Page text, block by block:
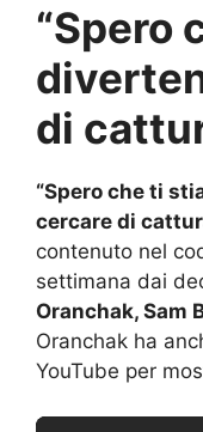
“Spero
di
“Spero che ti
cercare di
contenuto nel
settimana dai
Oranchak, Sam
Oranchak ha
YouTube per